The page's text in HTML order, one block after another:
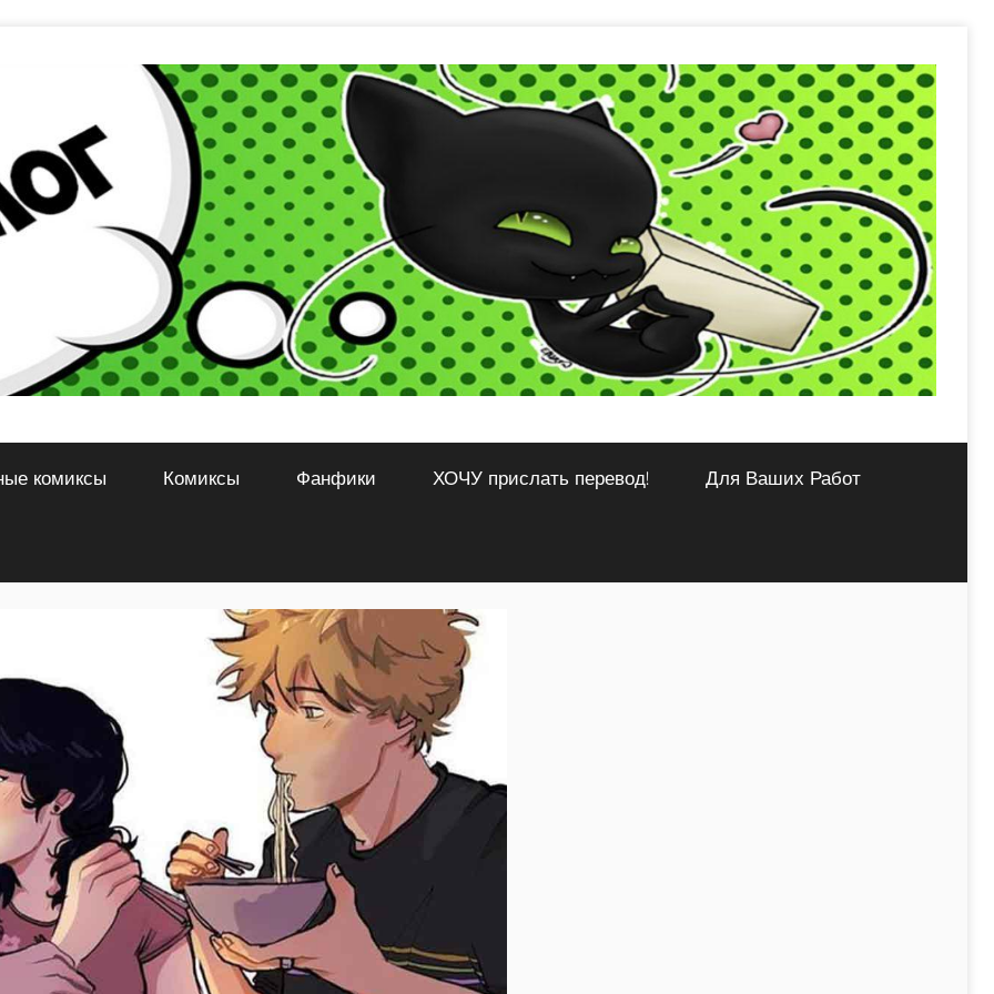
комиксы Комиксы Фанфики ХОЧУ прислать перевод! Для Ваших Работ